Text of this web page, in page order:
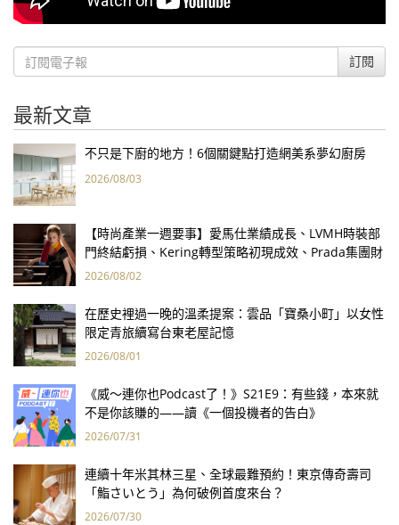
訂閱
最新文章
不只是下廚的地方！6個關鍵點打造網美系夢幻廚房
2026/08/03
【時尚產業一週要事】愛馬仕業績成長、LVMH時裝部
門終結虧損、Kering轉型策略初現成效、Prada集團財
報亮眼
2026/08/02
在歷史裡過一晚的溫柔提案：雲品「寶桑小町」以女性
限定青旅續寫台東老屋記憶
2026/08/01
《威～連你也Podcast了！》S21E9：有些錢，本來就
不是你該賺的——讀《一個投機者的告白》
2026/07/31
連續十年米其林三星、全球最難預約！東京傳奇壽司
「鮨さいとう」為何破例首度來台？
2026/07/30